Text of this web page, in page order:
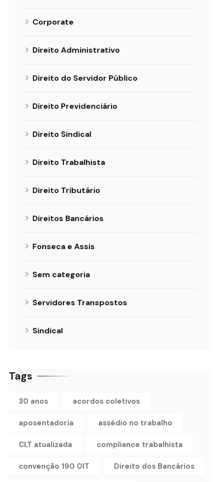
Corporate
Direito Administrativo
Direito do Servidor Público
Direito Previdenciário
Direito Sindical
Direito Trabalhista
Direito Tributário
Direitos Bancários
Fonseca e Assis
Sem categoria
Servidores Transpostos
Sindical
Tags
30 anos acordos coletivos
aposentadoria assédio no trabalho
CLT atualizada compliance trabalhista
convenção 190 OIT Direito dos Bancários